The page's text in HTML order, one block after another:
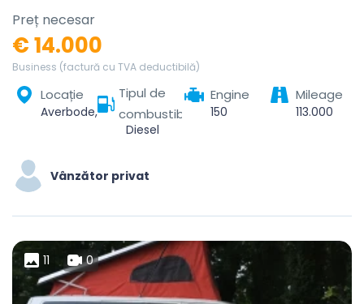
Preț necesar
€ 14.000
Business (factură cu TVA deductibilă)
Locație
Averbode, Scherpenheuvel-Zichem, Leuven, Vlaams-Brabant, Vlaanderen, 3271, België
Tipul de
combustibil
Diesel
Engine
150
Mileage
113.000
Vânzător privat
11 0